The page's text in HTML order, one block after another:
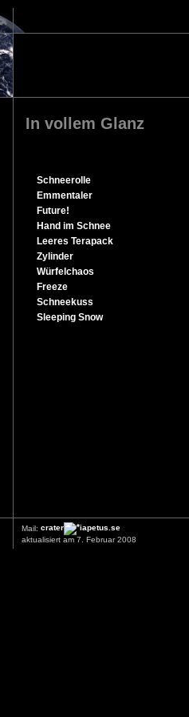
In vollem Glanz
Schneerolle
Emmentaler
Future!
Hand im Schnee
Leeres Terapack
Zylinder
Würfelchaos
Freeze
Schneekuss
Sleeping Snow
Mail: crater
iapetus.se
aktualisiert am 7. Februar 2008